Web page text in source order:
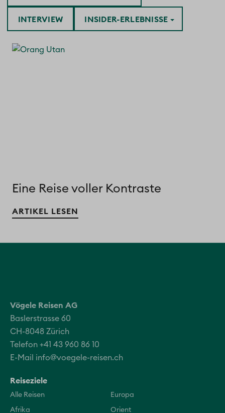
INSIDER-ERLEBNISSE
INTERVIEW
Eine Reise voller Kontraste
ARTIKEL LESEN
Vögele Reisen AG
Baslerstrasse 60
CH-8048 Zürich
Telefon +41 43 960 86 10
E-Mail info@voegele-reisen.ch
Reiseziele
Alle Reisen Europa
Afrika Orient